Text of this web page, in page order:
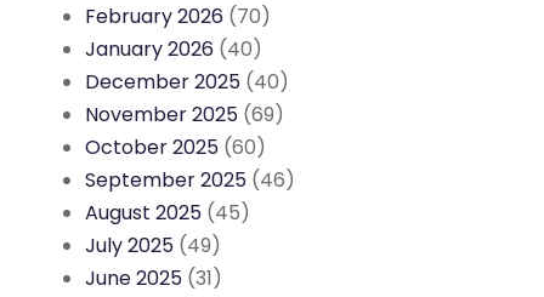
February 2026 (70)
January 2026 (40)
December 2025 (40)
November 2025 (69)
October 2025 (60)
September 2025 (46)
August 2025 (45)
July 2025 (49)
June 2025 (31)